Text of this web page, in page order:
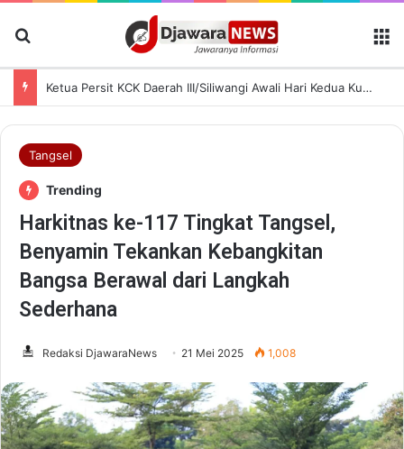
Ketua Persit KCK Daerah III/Siliwangi Awali Hari Kedua Kunjungan Kerja di TK Kartika XIX-39
Tangsel
Trending
Harkitnas ke-117 Tingkat Tangsel,
Benyamin Tekankan Kebangkitan
Bangsa Berawal dari Langkah
Sederhana
Redaksi DjawaraNews 21 Mei 2025 1,008